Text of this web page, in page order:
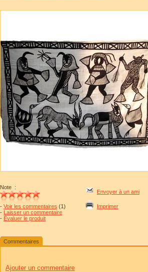
Note :
- Voir les commentaires (1)
- Laisser un commentaire
- Évaluer le produit
Envoyer à un ami
Imprimer
Commentaires
Ajouter un commentaire